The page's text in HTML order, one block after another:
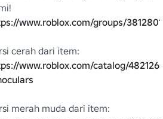
www.roblox.com/groups/
www.roblox.com/catalog/